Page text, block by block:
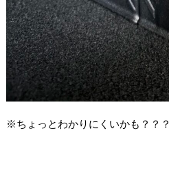
※ちょっとわかりにくいかも？？？